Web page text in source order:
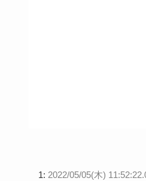
1: 2022/05/05(木)